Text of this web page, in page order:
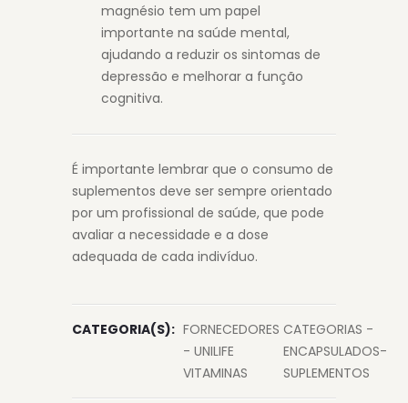
magnésio tem um papel
importante na saúde mental,
ajudando a reduzir os sintomas de
depressão e melhorar a função
cognitiva.
É importante lembrar que o consumo de
suplementos deve ser sempre orientado
por um profissional de saúde, que pode
avaliar a necessidade e a dose
adequada de cada indivíduo.
CATEGORIA(S): FORNECEDORES
- UNILIFE
VITAMINAS
CATEGORIAS -
ENCAPSULADOS-
SUPLEMENTOS